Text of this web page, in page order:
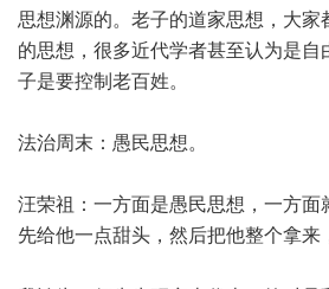
思想渊源的。老子的道家思想，大家
的思想，很多近代学者甚至认为是自
子是要控制老百姓。
法治周末：愚民思想。
汪荣祖：一方面是愚民思想，一方面
先给他一点甜头，然后把他整个拿来